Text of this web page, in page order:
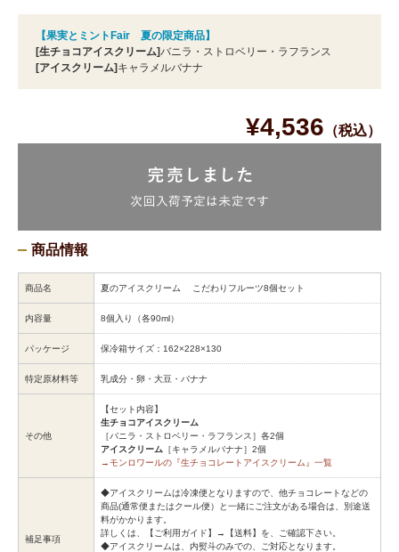
【果実とミントFair 夏の限定商品】
[生チョコアイスクリーム]バニラ・ストロベリー・ラフランス
[アイスクリーム] キャラメルバナナ
¥4,536 （税込）
商品情報
商品名 夏のアイスクリーム こだわりフルーツ8個セット
内容量 8個入り（各90ml）
パッケージ 保冷箱サイズ：162×228×130
特定原材料等 乳成分・卵・大豆・バナナ
その他
【セット内容】
生チョコアイスクリーム
［バニラ・ストロベリー・ラフランス］各2個
アイスクリーム ［キャラメルバナナ］2個
→モンロワールの『生チョコレートアイスクリーム』一覧
補足事項
◆アイスクリームは冷凍便となりますので、他チョコレートなどの
商品(通常便またはクール便）と一緒にご注文がある場合は、別途送
料がかかります。
詳しくは、【ご利用ガイド】→【送料】を、ご確認下さい。
◆アイスクリームは、内熨斗のみでの、ご対応となります。